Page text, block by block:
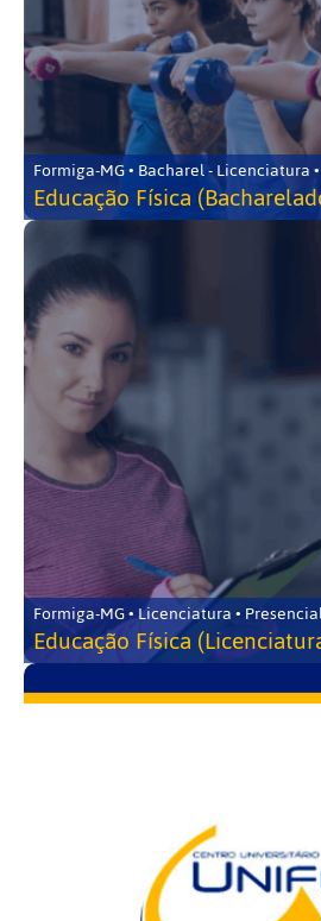
Formiga-MG • Bacharel - Licenciatura
Educação Física
Formiga-MG • Licenciatura •
Educação Física